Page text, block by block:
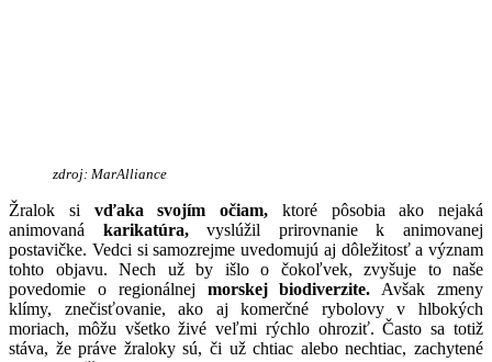
zdroj: MarAlliance
Žralok si vďaka svojím očiam, ktoré pôsobia ako nejaká
animovaná karikatúra,vyslúžil prirovnanie k animovanej
postavičke. Vedci si samozrejme uvedomujú aj dôležitosť a význam
tohto objavu. Nech už by išlo o čokoľvek, zvyšuje to naše
povedomie o regionálnej morskej biodiverzite. Avšak zmeny
klímy, znečisťovanie, ako aj komerčné rybolovy v hlbokých
moriach, môžu všetko živé veľmi rýchlo ohroziť. Často sa totiž
stáva, že práve žraloky sú, či už chtiac alebo nechtiac, zachytené